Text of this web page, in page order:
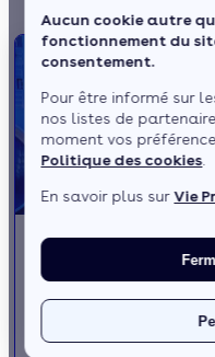
Aucun cookie autre
fonctionnement du
consentement.
Pour être informé sur
nos listes de
moment vos
Politique des cookies.
En savoir plus surVie
La VMC simple flux
La vmc simple flux
renouvellement